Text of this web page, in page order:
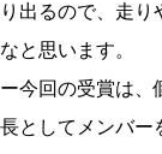
り出るので、走り
なと思います。
ー今回の受賞は、
長としてメンバー